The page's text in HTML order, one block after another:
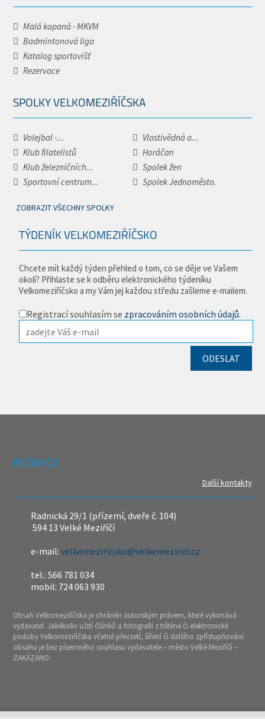
Malá kopaná - MKVM
Badmintonová liga
Katalog sportovišť
Rezervace
SPOLKY VELKOMEZIŘÍČSKA
Volejbal -...
Vlastivědná a...
Klub filatelistů
Horáčan
Klub železničních...
Spolek žen
Sportovní centrum...
Spolek Jednoměsto.
ZOBRAZIT VŠECHNY SPOLKY
TÝDENÍK VELKOMEZIŘÍČSKO
Chcete mít každý týden přehled o tom, co se děje ve Vašem
okolí? Přihlaste se k odběru elektronického týdeníku
Velkomeziříčsko a my Vám jej každou středu zašleme e-mailem.
Registrací souhlasím se zpracováním osobních údajů.
REDAKCE
Další kontakty
Radnická 29/1 (přízemí, dveře č. 104)
594 13 Velké Meziříčí
e-mail:velkomeziricsko@velkemezirici.cz
tel.: 566 781 034
mobil: 724 063 930
Obsah Velkomeziříčska je chráněn autorským právem, které vykonává
vydavatel. Jakékoliv užití článků a fotografií z tištěné či elektronické
podoby Velkomeziříčska včetně převzetí, šíření či dalšího zpřístupňování
obsahu je bez písemného souhlasu vydavatele – město Velké Meziříčí –
ZAKÁZÁNO.